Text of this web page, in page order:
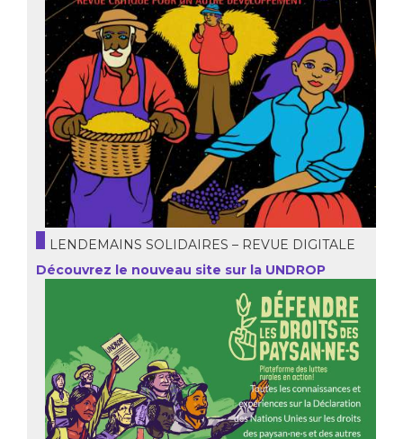
LENDEMAINS SOLIDAIRES – REVUE DIGITALE
Découvrez le nouveau site sur la UNDROP